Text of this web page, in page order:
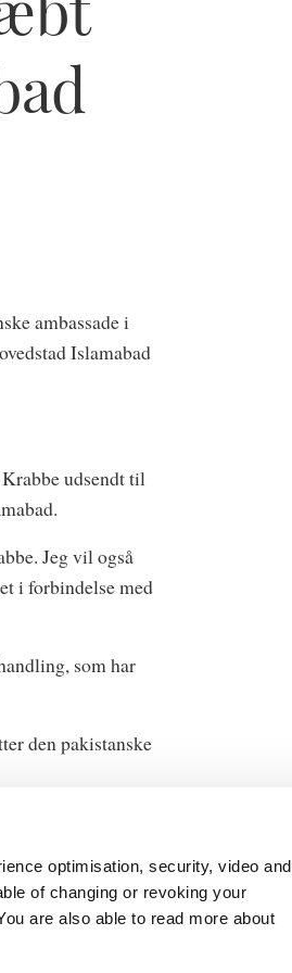
optimisation, security, video and
of changing or revoking your
are also able to read more about
ambassade i
Islamabad
udsendt til
Jeg vil også
i forbindelse med
som har
den pakistanske
Databeskyttelse